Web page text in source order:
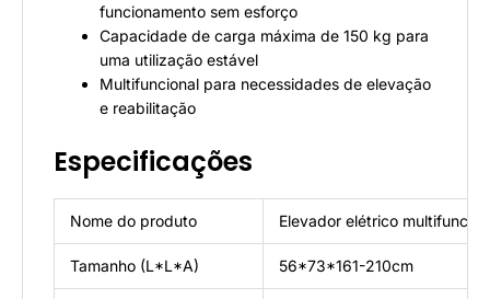
funcionamento sem esforço
Capacidade de carga máxima de 150 kg para
uma utilização estável
Multifuncional para necessidades de elevação
e reabilitação
Especificações
Nome do produto Elevador elétrico
Tamanho (L*L*A) 56*73*161-210cm